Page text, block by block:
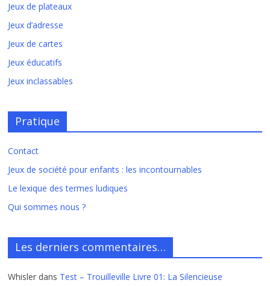
Jeux de plateaux
Jeux d’adresse
Jeux de cartes
Jeux éducatifs
Jeux inclassables
Pratique
Contact
Jeux de société pour enfants : les incontournables
Le lexique des termes ludiques
Qui sommes nous ?
Les derniers commentaires…
Whisler dans Test – Trouilleville Livre 01: La Silencieuse